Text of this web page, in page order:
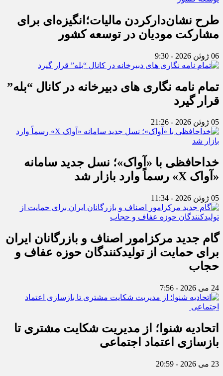
طرح نشان‌دارکردن مالیات؛انگیزه‌ای برای
مشارکت مودیان در توسعه کشور
06 ژوئن 2026 - 9:30
تمام نامه نگاری های دبیرخانه در کانال “بله”
قرار گیرد
05 ژوئن 2026 - 21:26
خداحافظی با «آواک»؛ نسل جدید سامانه
«آواک X» رسماً وارد بازار شد
05 ژوئن 2026 - 11:34
گام جدید مرکزامور اصناف و بازرگانان ایران
برای حمایت از تولیدکنندگان حوزه عفاف و
حجاب
24 می 2026 - 7:56
اتحادیه شنوا؛ از مدیریت شکایت مشتری تا
بازسازی اعتماد اجتماعی ‌
23 می 2026 - 20:59